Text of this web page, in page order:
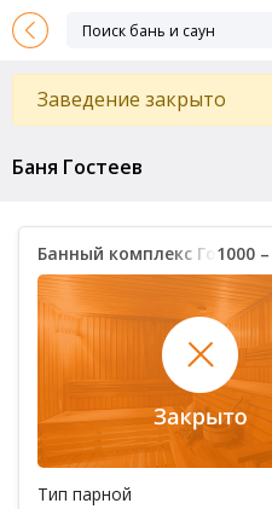
Заведение закрыто
Баня Гостеев
Банный комплекс Гостеев
1000
Тип парной